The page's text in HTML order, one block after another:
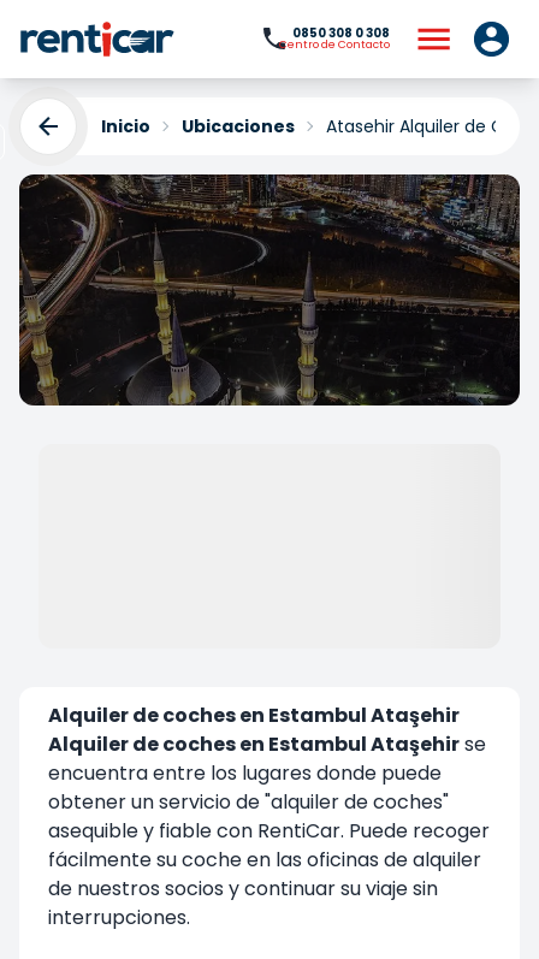
0850 308 0 308
Centro de Contacto
Inicio Ubicaciones Atasehir Alquiler de
Atasehir Alquiler de
Alquiler de coches en Estambul Ataşehir
Alquiler de coches en Estambul Ataşehirse
encuentra entre los lugares donde puede
obtener un servicio de "alquiler de coches"
asequible y fiable con RentiCar. Puede recoger
fácilmente su coche en las oficinas de alquiler
de nuestros socios y continuar su viaje sin
interrupciones.